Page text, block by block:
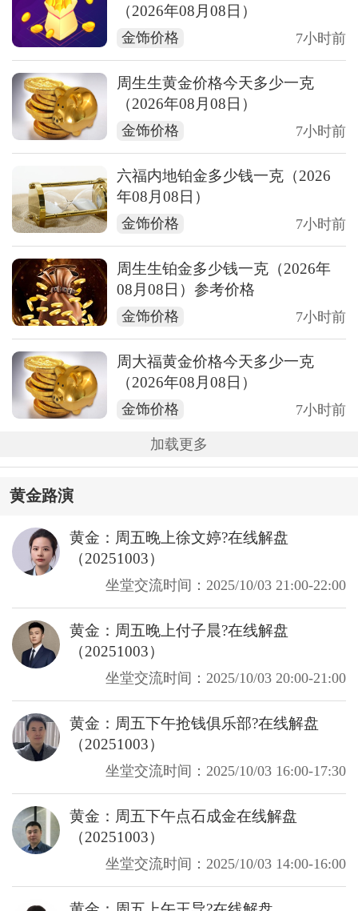
（2026年08月08日）
金饰价格 7小时前
周生生黄金价格今天多少一克
（2026年08月08日）
金饰价格 7小时前
六福内地铂金多少钱一克（2026
年08月08日）
金饰价格 7小时前
周生生铂金多少钱一克（2026年
08月08日）参考价格
金饰价格 7小时前
周大福黄金价格今天多少一克
（2026年08月08日）
金饰价格 7小时前
加载更多
黄金路演
黄金：周五晚上徐文婷?在线解盘
（20251003）
坐堂交流时间：2025/10/03 21:00-22:00
黄金：周五晚上付子晨?在线解盘
（20251003）
坐堂交流时间：2025/10/03 20:00-21:00
黄金：周五下午抢钱俱乐部?在线解盘
（20251003）
坐堂交流时间：2025/10/03 16:00-17:30
黄金：周五下午点石成金在线解盘
（20251003）
坐堂交流时间：2025/10/03 14:00-16:00